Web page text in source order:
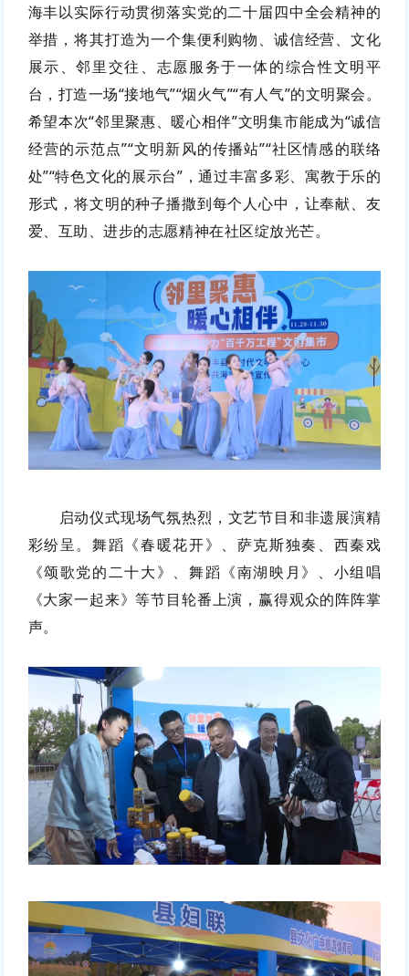
海丰以实际行动贯彻落实党的二十届四中全会精神的
举措，将其打造为一个集便利购物、诚信经营、文化
展示、邻里交往、志愿服务于一体的综合性文明平
台，打造一场“接地气”“烟火气”“有人气”的文明聚会。
希望本次“邻里聚惠、暖心相伴”文明集市能成为“诚信
经营的示范点”“文明新风的传播站”“社区情感的联络
处”“特色文化的展示台”，通过丰富多彩、寓教于乐的
形式，将文明的种子播撒到每个人心中，让奉献、友
爱、互助、进步的志愿精神在社区绽放光芒。
启动仪式现场气氛热烈，文艺节目和非遗展演精
彩纷呈。舞蹈《春暖花开》、萨克斯独奏、西秦戏
《颂歌党的二十大》、舞蹈《南湖映月》、小组唱
《大家一起来》等节目轮番上演，赢得观众的阵阵掌
声。